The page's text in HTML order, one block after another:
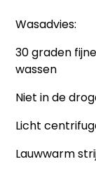
Wasadvies:
30 graden
wassen
Niet in de
Licht
Lauwwarm